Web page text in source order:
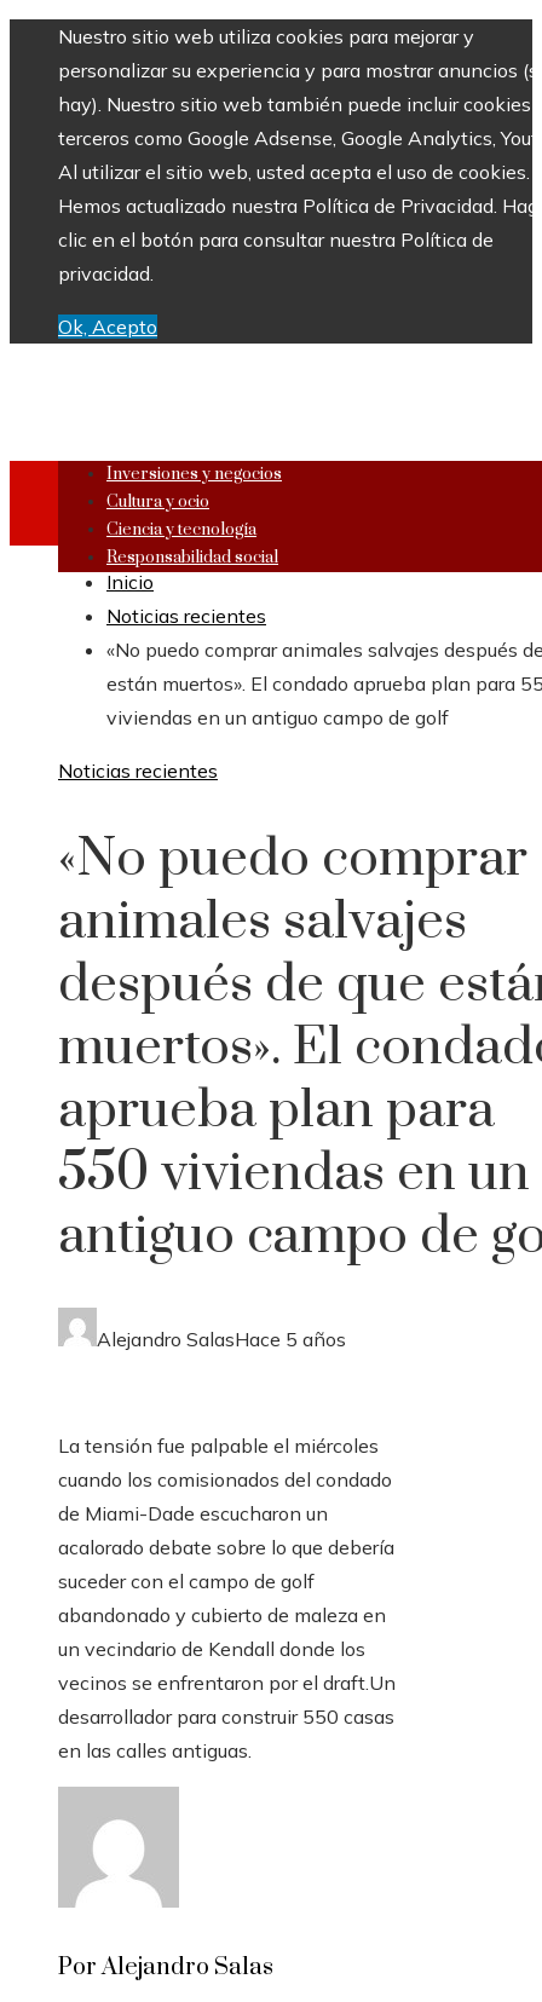
Nuestro sitio web utiliza cookies para mejorar y
personalizar su experiencia y para mostrar anuncios
hay). Nuestro sitio web también puede incluir cookies
terceros como Google Adsense, Google Analytics,
Al utilizar el sitio web, usted acepta el uso de cookies.
Hemos actualizado nuestra Política de Privacidad.
clic en el botón para consultar nuestra Política de
privacidad.
Ok, Acepto
Inversiones y negocios
Cultura y ocio
Ciencia y tecnología
Responsabilidad social
Inicio
Noticias recientes
«No puedo comprar animales salvajes después
están muertos». El condado aprueba plan para
viviendas en un antiguo campo de golf
Noticias recientes
«No puedo comprar
animales salvajes
después de que
muertos». El
aprueba plan para
550 viviendas en un
antiguo campo de
Alejandro SalasHace 5 años
La tensión fue palpable el miércoles
cuando los comisionados del condado
de Miami-Dade escucharon un
acalorado debate sobre lo que debería
suceder con el campo de golf
abandonado y cubierto de maleza en
un vecindario de Kendall donde los
vecinos se enfrentaron por el draft.Un
desarrollador para construir 550 casas
en las calles antiguas.
Por Alejandro Salas